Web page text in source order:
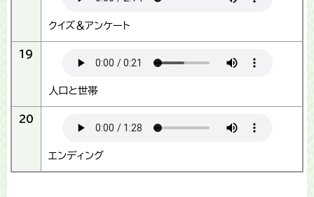
クイズ＆アンケート
19
人口と世帯
20
エンディング